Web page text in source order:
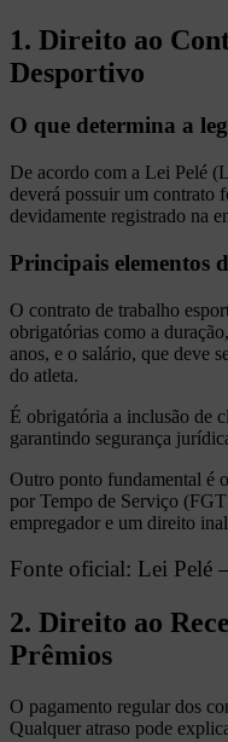
1. Direito ao
Desportivo
O que determina a
De acordo com a Lei Pelé
deverá possuir um contrato
devidamente registrado na
Principais elementos
O contrato de trabalho
obrigatórias como a
anos, e o salário, que deve
do atleta.
É obrigatória a inclusão de
garantindo segurança
Outro ponto fundamental é
por Tempo de Serviço
empregador e um direito
Fonte oficial: Lei Pelé
2. Direito ao
Prêmios
O pagamento regular dos
Qualquer atraso pode